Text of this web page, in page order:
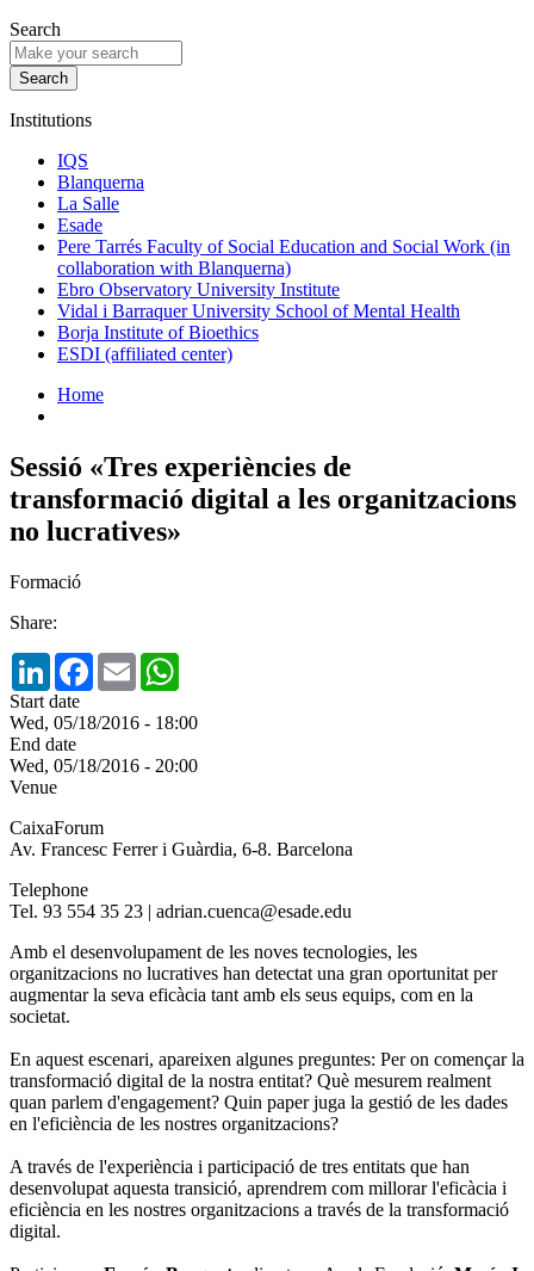
Search
Institutions
IQS
Blanquerna
La Salle
Esade
Pere Tarrés Faculty of Social Education and Social Work (in
collaboration with Blanquerna)
Ebro Observatory University Institute
Vidal i Barraquer University School of Mental Health
Borja Institute of Bioethics
ESDI (affiliated center)
Home
Sessió «Tres experiències de
transformació digital a les organitzacions
no lucratives»
Formació
Share:
LinkedInFacebook
Email
Start date
Wed, 05/18/2016 - 18:00
End date
Wed, 05/18/2016 - 20:00
Venue
CaixaForum
Av. Francesc Ferrer i Guàrdia, 6-8. Barcelona
Telephone
Tel. 93 554 35 23 | adrian.cuenca@esade.edu
Amb el desenvolupament de les noves tecnologies, les
organitzacions no lucratives han detectat una gran oportunitat per
augmentar la seva eficàcia tant amb els seus equips, com en la
societat.
En aquest escenari, apareixen algunes preguntes: Per on començar la
transformació digital de la nostra entitat? Què mesurem realment
quan parlem d'engagement? Quin paper juga la gestió de les dades
en l'eficiència de les nostres organitzacions?
A través de l'experiència i participació de tres entitats que han
desenvolupat aquesta transició, aprendrem com millorar l'eficàcia i
eficiència en les nostres organitzacions a través de la transformació
digital.